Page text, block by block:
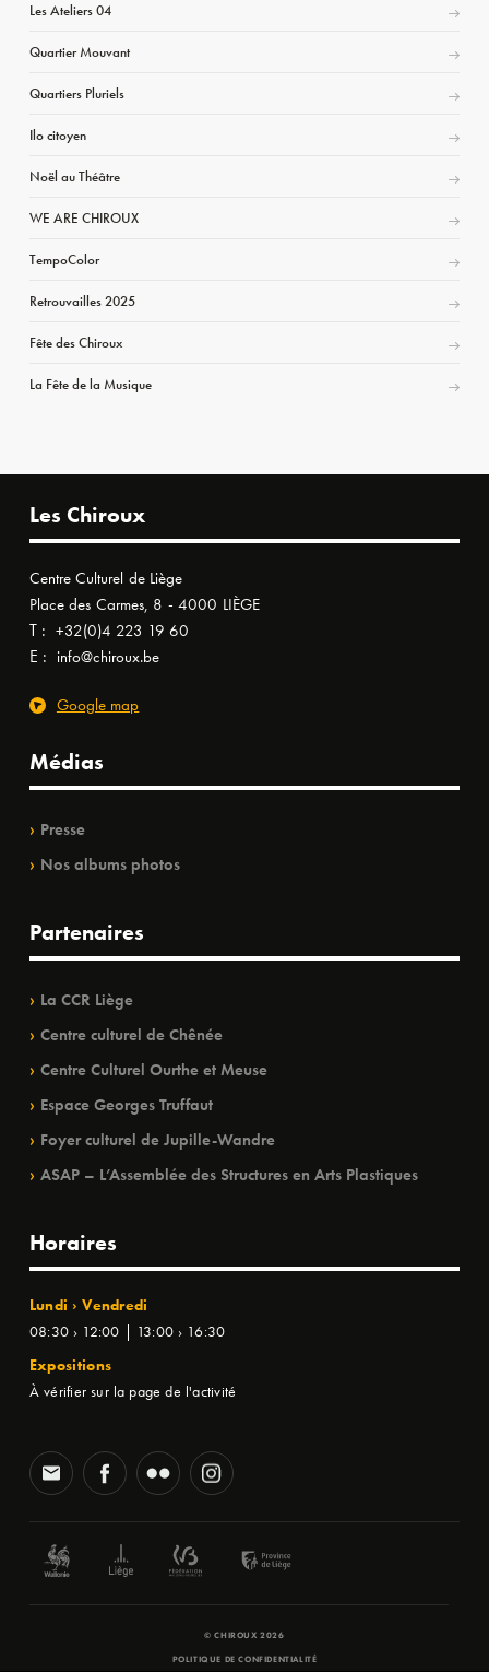
Les Ateliers 04
Quartier Mouvant
Quartiers Pluriels
Ilo citoyen
Noël au Théâtre
WE ARE CHIROUX
TempoColor
Retrouvailles 2025
Fête des Chiroux
La Fête de la Musique
Les Chiroux
Centre Culturel de Liège
Place des Carmes, 8 - 4000 LIÈGE
T : +32(0)4 223 19 60
E : info@chiroux.be
Google map
Médias
Presse
Nos albums photos
Partenaires
La CCR Liège
Centre culturel de Chênée
Centre Culturel Ourthe et Meuse
Espace Georges Truffaut
Foyer culturel de Jupille-Wandre
ASAP – L’Assemblée des Structures en Arts Plastiques
Horaires
Lundi › Vendredi
08:30 › 12:00 | 13:00 › 16:30
Expositions
À vérifier sur la page de l'activité
© CHIROUX 2026
POLITIQUE DE CONFIDENTIALITÉ